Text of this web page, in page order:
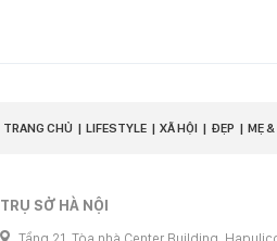
TRANG CHỦ LIFESTYLE XÃ HỘI ĐẸP MẸ &
TRỤ SỞ HÀ NỘI